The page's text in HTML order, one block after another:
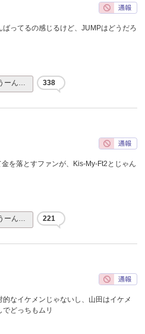
ってるの感じるけど、JUMPはどうだろ
ーん… 338
を落とすファンが、Kis-My-Ft2とじゃん
ーん… 221
なイケメンじゃないし、山田はイケメ
どっちもムリ